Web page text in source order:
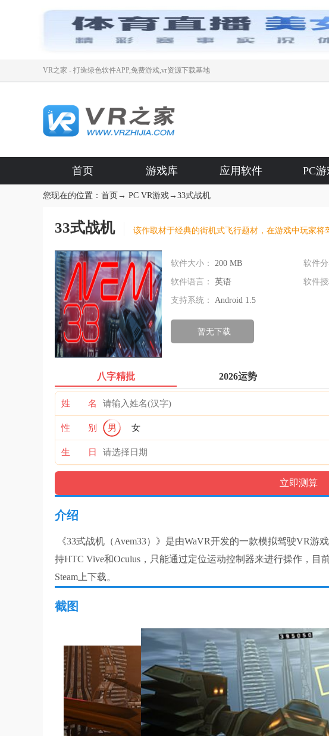
VR之家 - 打造绿色软件APP,免费游戏,vr资源下载基地
首页 游戏库 应用软件 PC游
您现在的位置： 首页 → PC VR游戏→ 33式战机
33式战机
软件大小： 200 MB 软件分
软件语言： 英语 软件授
支持系统： Android 1.5
暂无下载
八字精批 2026运势
姓 名
性 别 男 女
生 日
介绍
《33式战机（Avem33）》是由WaVR开发的一款模拟驾驶VR游
持HTC Vive和Oculus，只能通过定位运动控制器来进行操作，目
Steam上下载。
截图